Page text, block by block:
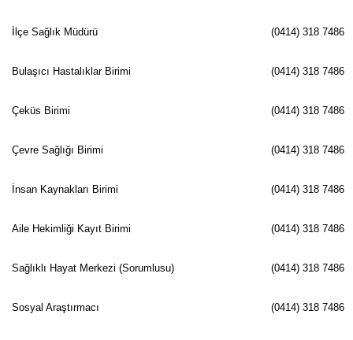
İlçe Sağlık Müdürü (0414) 318 7486
Bulaşıcı Hastalıklar Birimi (0414) 318 7486
Çeküs Birimi (0414) 318 7486
Çevre Sağlığı Birimi (0414) 318 7486
İnsan Kaynakları Birimi (0414) 318 7486
Aile Hekimliği Kayıt Birimi (0414) 318 7486
Sağlıklı Hayat Merkezi (Sorumlusu) (0414) 318 7486
Sosyal Araştırmacı (0414) 318 7486